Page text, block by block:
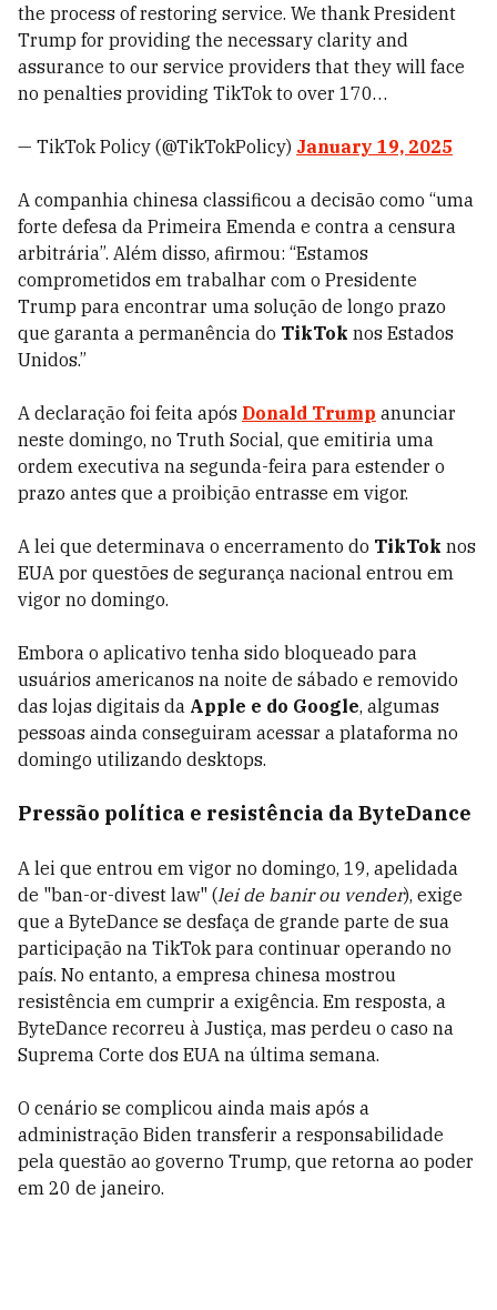
the process of restoring service. We thank President
Trump for providing the necessary clarity and
assurance to our service providers that they will face
no penalties providing TikTok to over 170…
— TikTok Policy (@TikTokPolicy) January 19, 2025
A companhia chinesa classificou a decisão como “uma
forte defesa da Primeira Emenda e contra a censura
arbitrária”. Além disso, afirmou: “Estamos
comprometidos em trabalhar com o Presidente
Trump para encontrar uma solução de longo prazo
que garanta a permanência do TikTok nos Estados
Unidos.”
A declaração foi feita após Donald Trump anunciar
neste domingo, no Truth Social, que emitiria uma
ordem executiva na segunda-feira para estender o
prazo antes que a proibição entrasse em vigor.
A lei que determinava o encerramento do TikTok nos
EUA por questões de segurança nacional entrou em
vigor no domingo.
Embora o aplicativo tenha sido bloqueado para
usuários americanos na noite de sábado e removido
das lojas digitais da Apple e do Google, algumas
pessoas ainda conseguiram acessar a plataforma no
domingo utilizando desktops.
Pressão política e resistência da ByteDance
A lei que entrou em vigor no domingo, 19, apelidada
de "ban-or-divest law" (lei de banir ou vender), exige
que a ByteDance se desfaça de grande parte de sua
participação na TikTok para continuar operando no
país. No entanto, a empresa chinesa mostrou
resistência em cumprir a exigência. Em resposta, a
ByteDance recorreu à Justiça, mas perdeu o caso na
Suprema Corte dos EUA na última semana.
O cenário se complicou ainda mais após a
administração Biden transferir a responsabilidade
pela questão ao governo Trump, que retorna ao poder
em 20 de janeiro.